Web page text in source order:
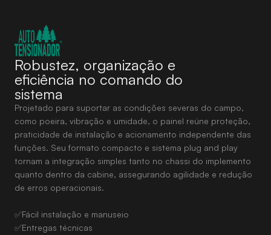
Robustez, organização e
eficiência no comando do
sistema
Projetado para suportar as condições severas do campo,
como poeira, vibração e umidade, o painel reúne proteção,
praticidade de instalação e acionamento independente das
funções. Seu formato compacto e sistema plug and play
tornam a integração simples tanto no chassi do implemento
quanto dentro da cabine, assegurando agilidade e redução
de erros operacionais.
✅Fácil instalação e manuseio
✅Entregas técnicas